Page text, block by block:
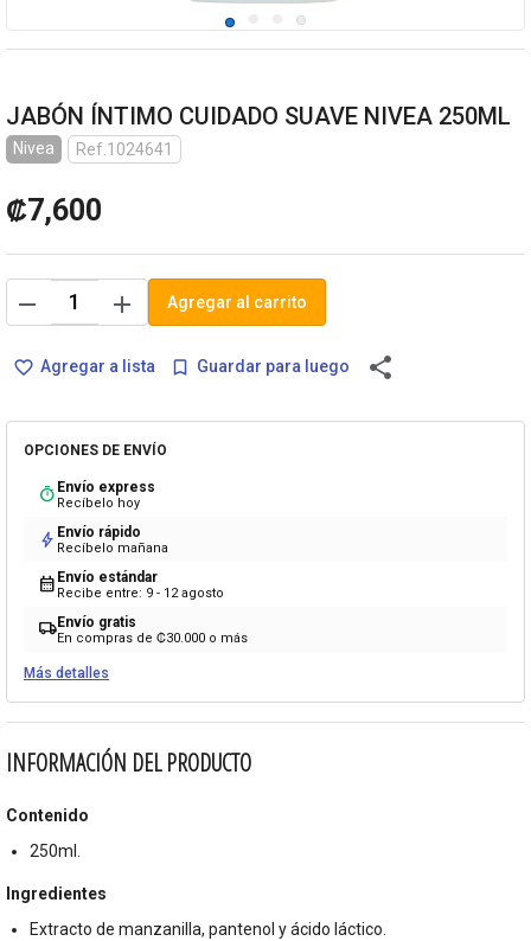
JABÓN ÍNTIMO CUIDADO SUAVE NIVEA 250ML
Nivea Ref.1024641
₡7,600
remove add Agregar al carrito
favorite_border Agregar a lista bookmark_border Guardar para luego share
OPCIONES DE ENVÍO
timer Envío express
Recíbelo hoy
bolt Envío rápido
Recíbelo mañana
calendar_month Envío estándar
Recibe entre: 9 - 12 agosto
local_shippingEnvío gratis
En compras de ₡30.000 o más
Más detalles
INFORMACIÓN DEL PRODUCTO
Contenido
250ml.
Ingredientes
Extracto de manzanilla, pantenol y ácido láctico.